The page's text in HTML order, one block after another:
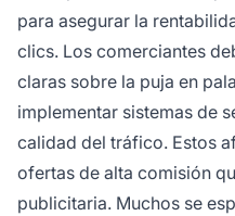
para asegurar la
clics. Los comerciantes
claras sobre la puja en
implementar sistemas de
calidad del tráfico. Estos
ofertas de alta comisión
publicitaria. Muchos se